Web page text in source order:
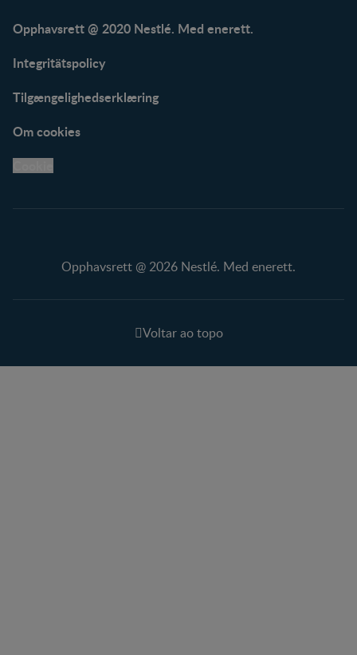
Opphavsrett @ 2020 Nestlé. Med enerett.
Integritätspolicy
Tilgængelighedserklæring
Om cookies
Opphavsrett @ 2026 Nestlé. Med enerett.
Voltar ao topo